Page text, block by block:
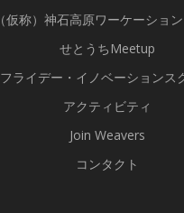
（仮称）神石高原ワーケーショ
せとうちMeetup
フライデー・イノベーションス
アクティビティ
Join Weavers
コンタクト